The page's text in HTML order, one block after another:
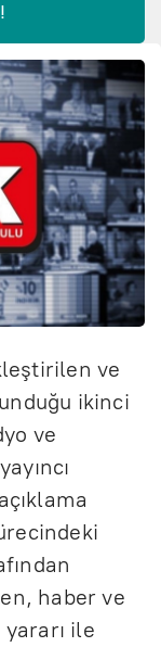
ve
ikinci
ve
haber ve
ile